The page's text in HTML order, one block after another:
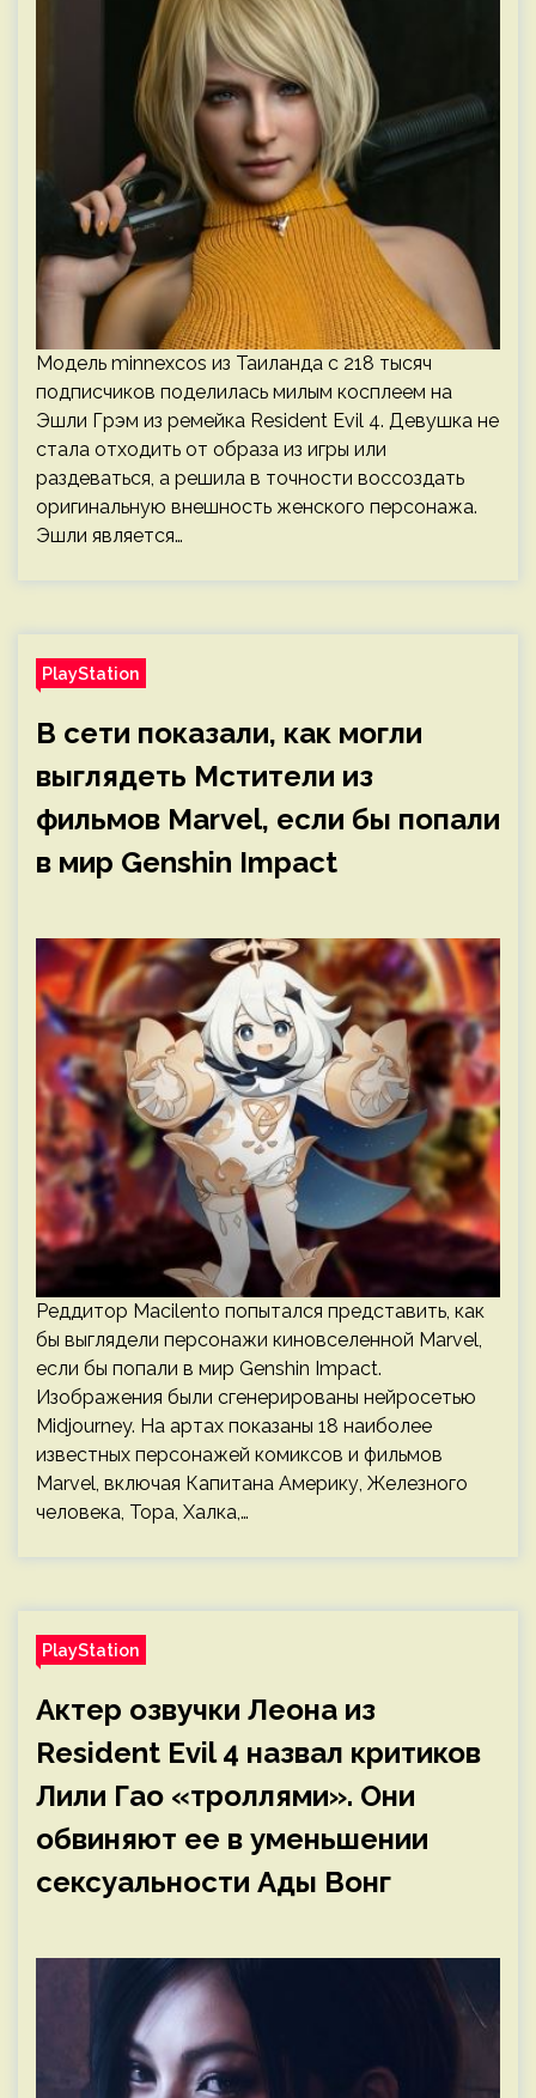
Модель minnexcos из Таиланда с 218 тысяч
подписчиков поделилась милым косплеем на
Эшли Грэм из ремейка Resident Evil 4. Девушка не
стала отходить от образа из игры или
раздеваться, а решила в точности воссоздать
оригинальную внешность женского персонажа.
Эшли является…
PlayStation
В сети показали, как могли
выглядеть Мстители из
фильмов Marvel, если бы попали
в мир Genshin Impact
Реддитор Macilento попытался представить, как
бы выглядели персонажи киновселенной Marvel,
если бы попали в мир Genshin Impact.
Изображения были сгенерированы нейросетью
Midjourney. На артах показаны 18 наиболее
известных персонажей комиксов и фильмов
Marvel, включая Капитана Америку, Железного
человека, Тора, Халка,…
PlayStation
Актер озвучки Леона из
Resident Evil 4 назвал критиков
Лили Гао «троллями». Они
обвиняют ее в уменьшении
сексуальности Ады Вонг